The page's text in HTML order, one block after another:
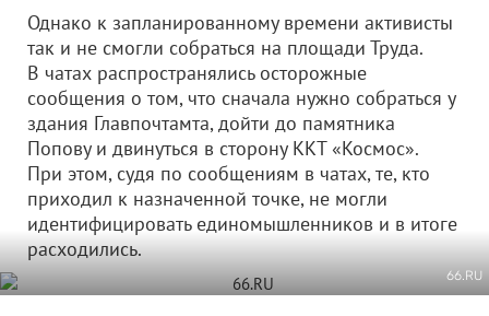
Однако к запланированному времени активисты
так и не смогли собраться на площади Труда.
В чатах распространялись осторожные
сообщения о том, что сначала нужно собраться у
здания Главпочтамта, дойти до памятника
Попову и двинуться в сторону ККТ «Космос».
При этом, судя по сообщениям в чатах, те, кто
приходил к назначенной точке, не могли
идентифицировать единомышленников и в итоге
расходились.
66.RU